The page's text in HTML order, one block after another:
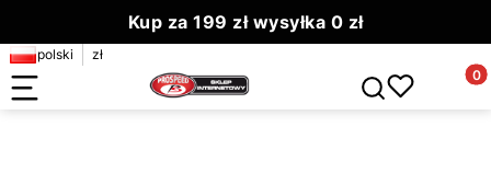
Kup za 199 zł wysyłka 0 zł
polski zł
Otwórz